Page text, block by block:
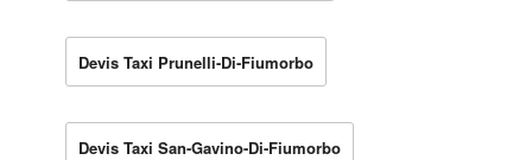
Devis Taxi Prunelli-Di-Fiumorbo
Devis Taxi San-Gavino-Di-Fiumorbo